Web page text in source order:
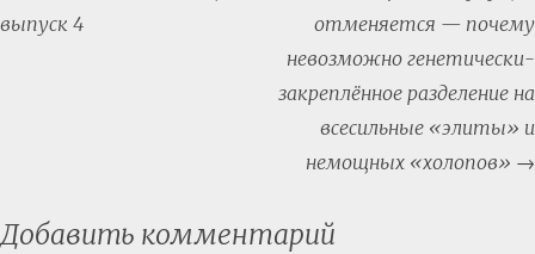
navigation
выпуск 4
отменяется — почему
невозможно генетически-
закреплённое разделение на
всесильные «элиты» и
немощных «холопов» →
Добавить комментарий